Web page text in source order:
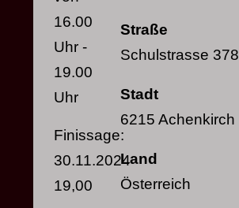
16.00
Uhr -
19.00
Uhr
Finissage:
30.11.2024
19,00
Straße
Schulstrasse 378
Stadt
6215 Achenkirch
Land
Österreich